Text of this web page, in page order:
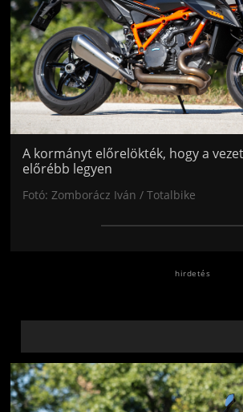
A kormányt előrelökték, hogy a
előrébb legyen
Fotó: Zomborácz Iván / Totalbike
Jön még kép!